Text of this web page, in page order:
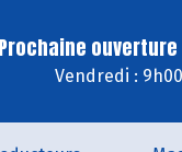
Prochaine
Vendredi :